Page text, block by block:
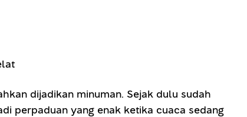
dijadikan minuman. Sejak dulu sudah
perpaduan yang enak ketika cuaca sedang